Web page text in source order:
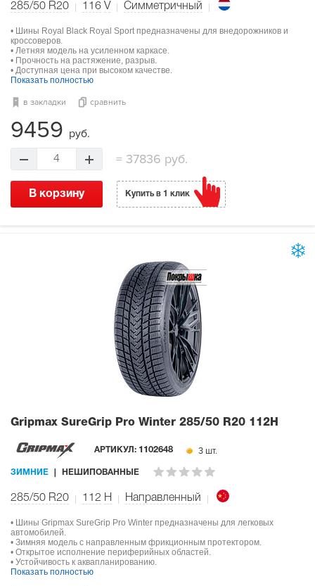
285/50 R20 116 V Симметричный
• Шины Royal Black Royal Sport предназначены для внедорожников и
кроссоверов.
• Летняя модель на усиленном каркасе.
• Прочность на растяжение, разрыв.
• Доступная цена при высоком качестве.
Показать полностью
в закладки сравнить
9459 руб.
4 =37836 руб.
В корзину Купить в 1 клик
Gripmax SureGrip Pro Winter 285/50 R20 112H
АРТИКУЛ: 1102648 3 шт.
ЗИМНИЕ НЕШИПОВАННЫЕ
285/50 R20 112 H Направленный
• Шины Gripmax SureGrip Pro Winter предназначены для легковых
автомобилей.
• Зимняя модель с направленным фрикционным протектором.
• Открытое исполнение периферийных областей.
• Устойчивость к аквапланированию.
Показать полностью